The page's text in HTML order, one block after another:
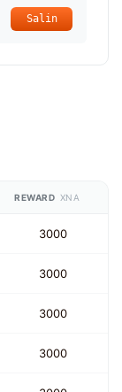
Salin
REWARD XNA
3000
3000
3000
3000